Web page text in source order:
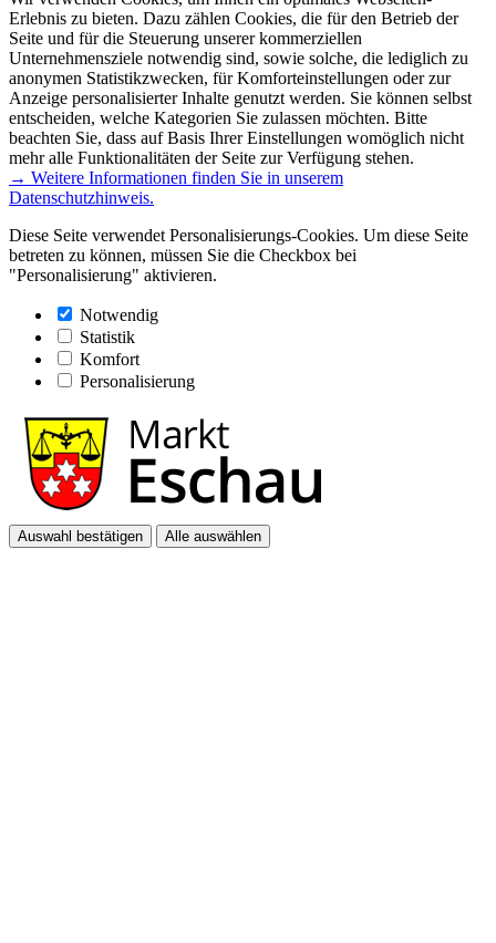
Erlebnis zu bieten. Dazu zählen Cookies, die für den Betrieb der
Seite und für die Steuerung unserer kommerziellen
Unternehmensziele notwendig sind, sowie solche, die lediglich zu
anonymen Statistikzwecken, für Komforteinstellungen oder zur
Anzeige personalisierter Inhalte genutzt werden. Sie können selbst
entscheiden, welche Kategorien Sie zulassen möchten. Bitte
beachten Sie, dass auf Basis Ihrer Einstellungen womöglich nicht
mehr alle Funktionalitäten der Seite zur Verfügung stehen.
→ Weitere Informationen finden Sie in unserem
Datenschutzhinweis.
Diese Seite verwendet Personalisierungs-Cookies. Um diese Seite
betreten zu können, müssen Sie die Checkbox bei
"Personalisierung" aktivieren.
Notwendig
Statistik
Komfort
Personalisierung
Auswahl bestätigen Alle auswählen